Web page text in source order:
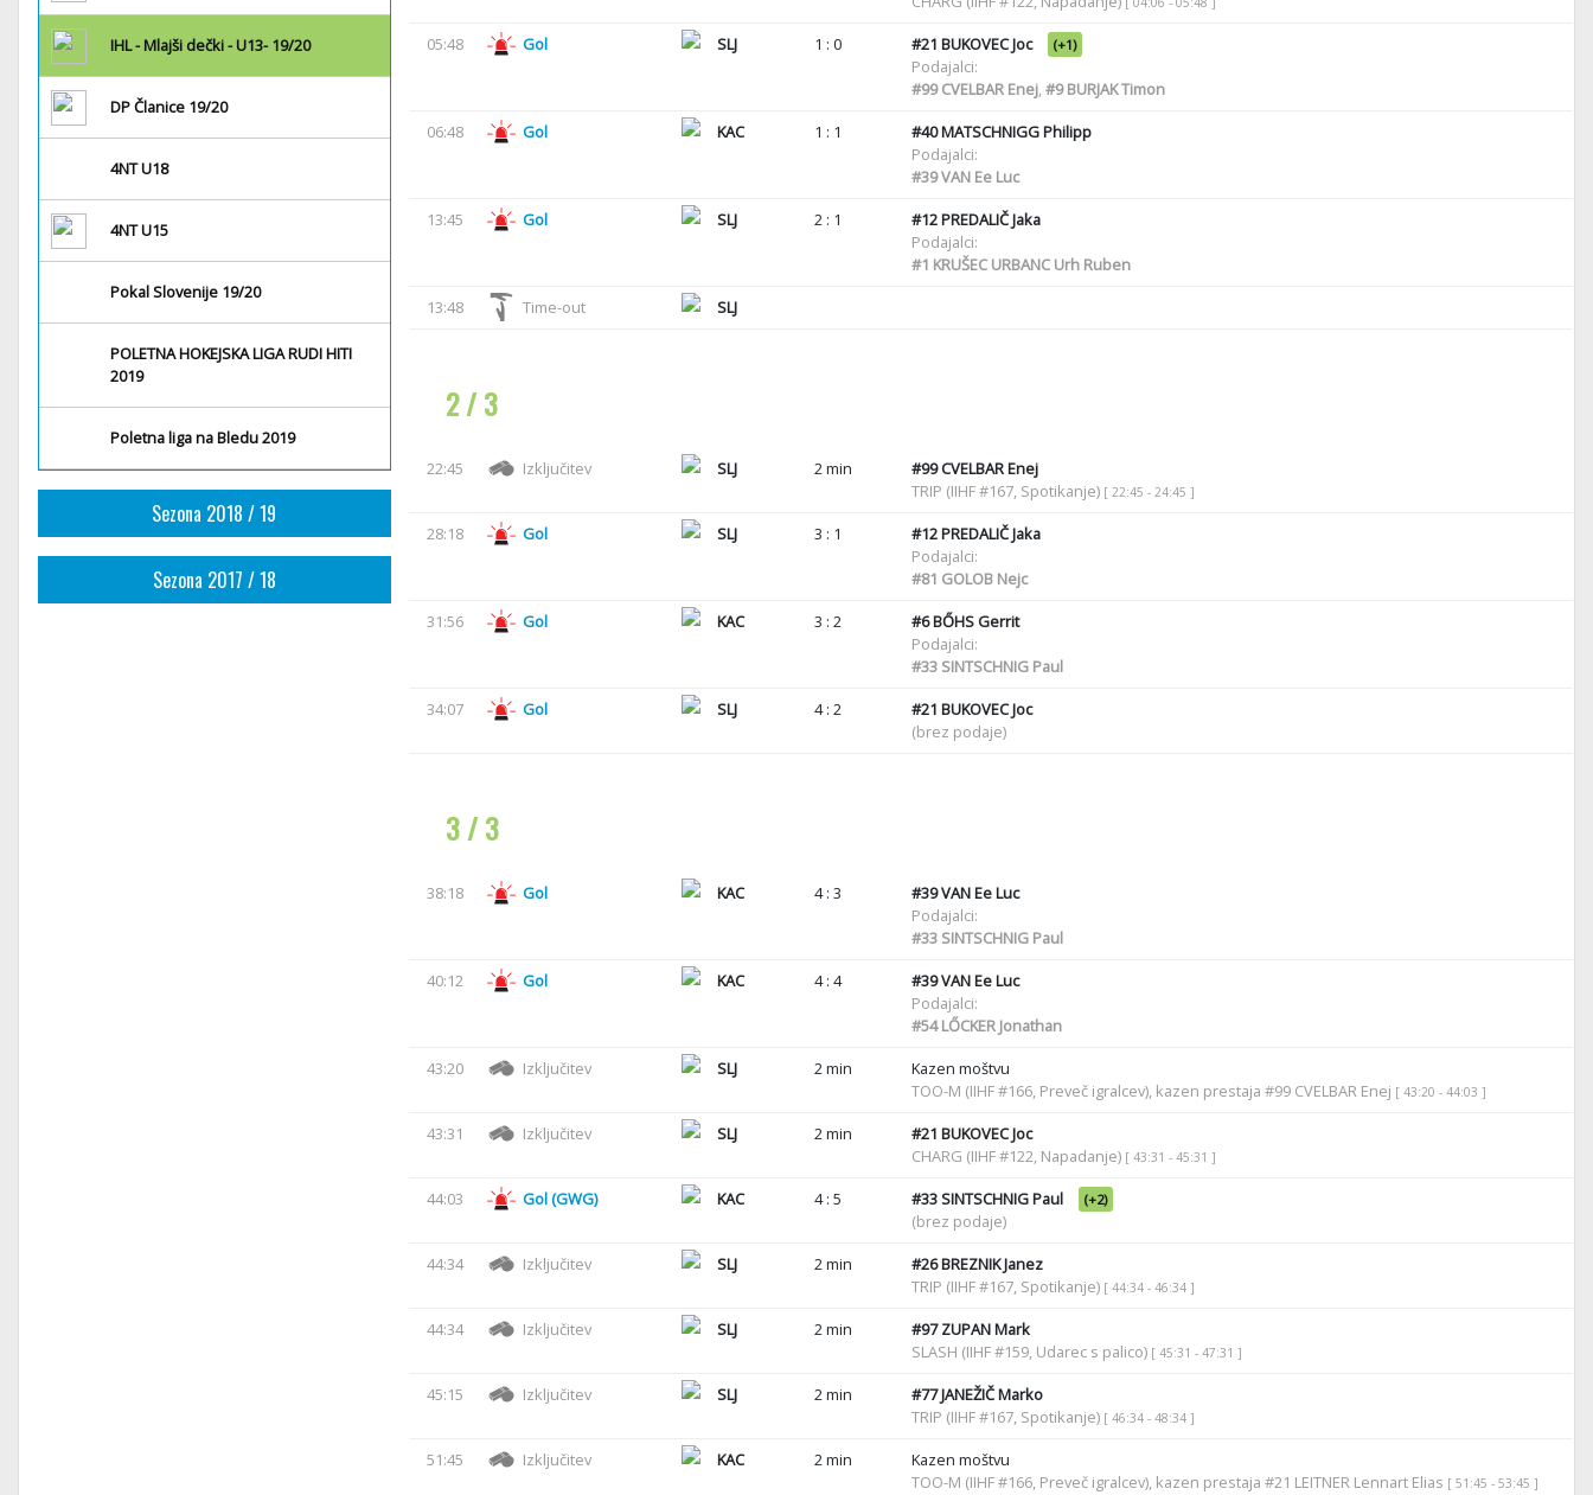
IHL - Mlajši dečki - U13- 19/20
DP Članice 19/20
4NT U18
4NT U15
Pokal Slovenije 19/20
POLETNA HOKEJSKA LIGA RUDI HITI
2019
Poletna liga na Bledu 2019
Sezona 2018 / 19
Sezona 2017 / 18
05:48 Gol SLJ 1 : 0 #21 BUKOVEC Joc (+1)
Podajalci:
#99CVELBAR Enej,#9BURJAK Timon
06:48
Gol KAC 1 : 1 #40MATSCHNIGG Philipp
Podajalci:
#39VAN Ee Luc
13:45
Gol SLJ 2 : 1 #12PREDALIČ Jaka
Podajalci:
#1 KRUŠEC URBANC Urh Ruben
13:48
Time-out SLJ
2 / 3
22:45 Izključitev SLJ 2 min #99CVELBAR Enej
TRIP (IIHF #167, Spotikanje) [ 22:45 - 24:45 ]
28:18 Gol SLJ 3 : 1 #12PREDALIČ Jaka
Podajalci:
#81 GOLOB Nejc
31:56
Gol KAC 3 : 2 #6BŐHS Gerrit
Podajalci:
#33SINTSCHNIG Paul
34:07
Gol SLJ 4 : 2 #21 BUKOVEC Joc
(brez podaje)
3 / 3
38:18 Gol KAC 4 : 3 #39VAN Ee Luc
Podajalci:
#33SINTSCHNIG Paul
40:12
Gol KAC 4 : 4 #39VAN Ee Luc
Podajalci:
#54LŐCKER Jonathan
43:20
Izključitev SLJ 2 min
Kazen moštvu
TOO-M (IIHF #166, Preveč igralcev), kazen prestaja #99 CVELBAR Enej [ 43:20 - 44:03 ]
43:31 Izključitev SLJ 2 min #21 BUKOVEC Joc
CHARG (IIHF #122, Napadanje) [ 43:31 - 45:31 ]
44:03 Gol (GWG) KAC 4 : 5 #33SINTSCHNIG Paul (+2)
(brez podaje)
44:34
Izključitev SLJ 2 min #26BREZNIK Janez
TRIP (IIHF #167, Spotikanje) [ 44:34 - 46:34 ]
44:34 Izključitev SLJ 2 min #97ZUPAN Mark
SLASH (IIHF #159, Udarec s palico) [ 45:31 - 47:31 ]
45:15 Izključitev SLJ 2 min #77JANEŽIČ Marko
TRIP (IIHF #167, Spotikanje) [ 46:34 - 48:34 ]
51:45 Izključitev KAC 2 min
Kazen moštvu
TOO-M (IIHF #166, Preveč igralcev), kazen prestaja #21 LEITNER Lennart Elias [ 51:45 - 53:45 ]